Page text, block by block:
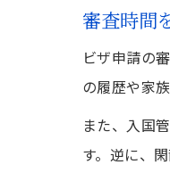
審査時間
ビザ申請の
の履歴や家
また、入国
す。逆に、